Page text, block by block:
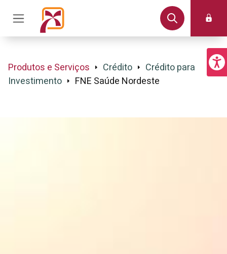
Produtos e Serviços Crédito
Crédito para
Investimento
FNE Saúde Nordeste